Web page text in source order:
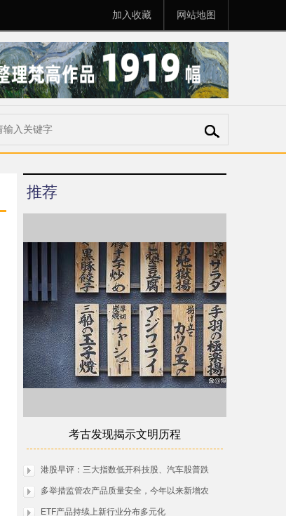
网站地图
加入收藏
推荐
考古发现揭示文明历程
港股早评：三大指数低开科技股、汽车股普跌
多举措监管农产品质量安全，今年以来新增农
ETF产品持续上新行业分布多元化